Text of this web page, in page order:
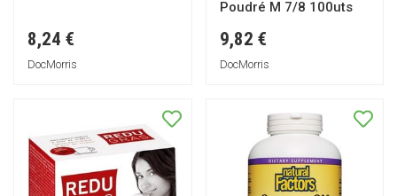
8,24 €
DocMorris
Poudré M 7/8 100uts
9,82 €
DocMorris